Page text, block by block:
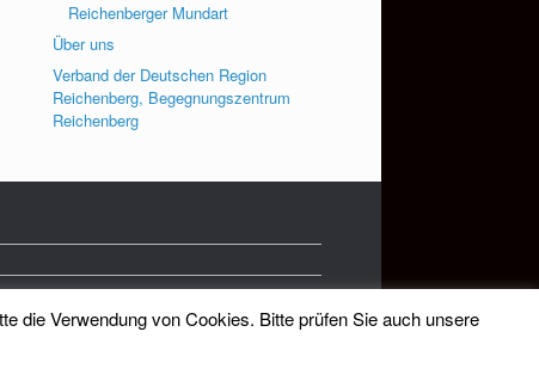
Reichenberger Mundart
Über uns
Verband der Deutschen Region
Reichenberg, Begegnungszentrum
Reichenberg
die Verwendung von Cookies. Bitte prüfen Sie auch unsere